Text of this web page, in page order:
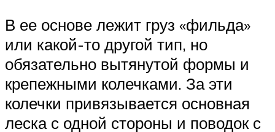
В ее основе лежит груз «фильда»
или какой-то другой тип, но
обязательно вытянутой формы и
крепежными колечками. За эти
колечки привязывается основная
леска с одной стороны и поводок с